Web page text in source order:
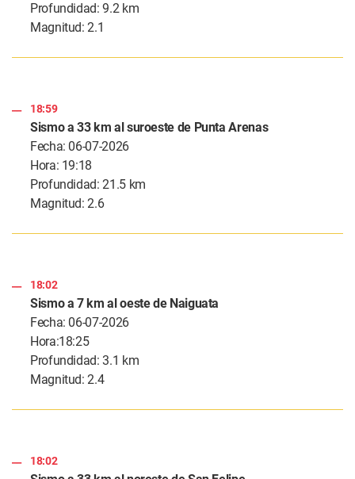
Profundidad: 9.2 km
Magnitud: 2.1
18:59
Sismo a 33 km al suroeste de Punta Arenas
Fecha: 06-07-2026
Hora: 19:18
Profundidad: 21.5 km
Magnitud: 2.6
18:02
Sismo a 7 km al oeste de Naiguata
Fecha: 06-07-2026
Hora:18:25
Profundidad: 3.1 km
Magnitud: 2.4
18:02